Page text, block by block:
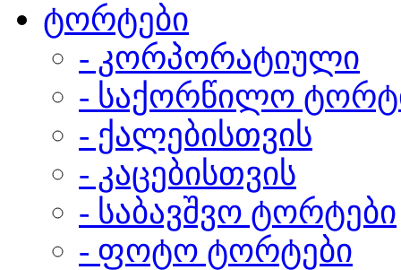
ტორტები
- კორპორატიული
- საქორწილო
- ქალებისთვის
- კაცებისთვის
- საბავშვო ტორტები
- ფოტო ტორტები